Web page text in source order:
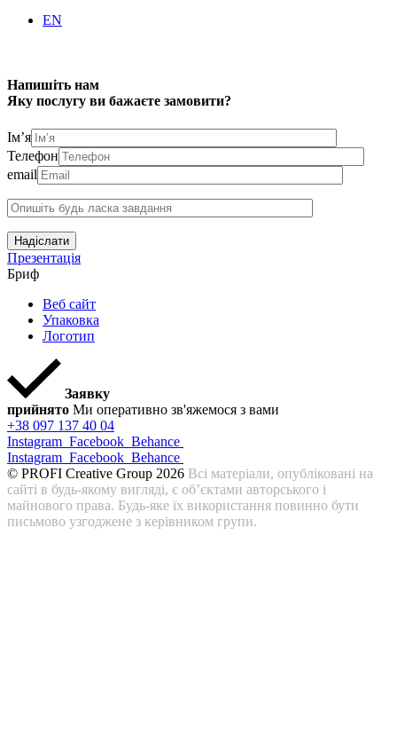
EN
Напишіть нам
Яку послугу ви бажаєте замовити?
Ім’я
Телефон
email
Надіслати
Презентація
Бриф
Веб сайт
Упаковка
Логотип
Заявку
прийнято Ми оперативно зв'яжемося з вами
+38 097 137 40 04
Instagram Facebook Behance
Instagram Facebook Behance
© PROFI Creative Group 2026 Всі матеріали, опубліковані на
сайті в будь-якому вигляді, є об’єктами авторського і
майнового права. Будь-яке їх використання повинно бути
письмово узгоджене з керівником групи.